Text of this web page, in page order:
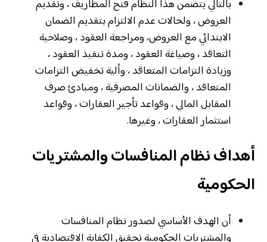
بالتالي يتضمن هذا النظام فتح المظاريف ، وتقديم
العروض ، ولحالات عدم الالتزام بتقديم الضمان
الابتدائي مع العروض، ومراجعة العقود ، وصلاحية
التعاقد ، وصياغة العقود ، ومدة تنفيذ العقود ،
وزيادة التزامات المتعاقد ، وألية تخفيض التزامات
المتعاقد ، والضمانات المصرفية ، ومبادئ صرف
المقابل المالي ، وقواعد تأجير العقارات ، وقواعد
استثمار العقارات ، وغيرها.
أهداف نظام المنافسات والمشتريات
الحكومية
أن الهدف الأساسي لصدور نظام المنافسات
والمشتريات الحكومية تحقيق الكفاية الاقتصادية في